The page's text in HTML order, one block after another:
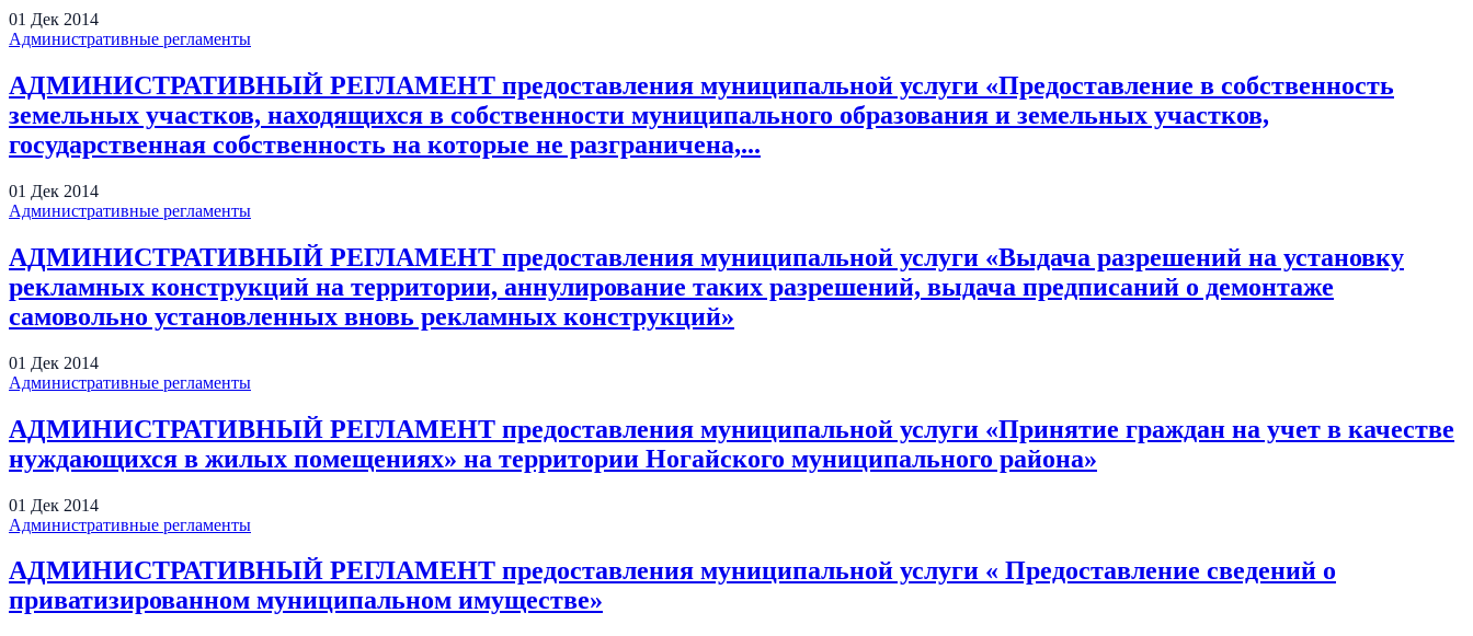
01 Дек 2014
Административные регламенты
АДМИНИСТРАТИВНЫЙ РЕГЛАМЕНТ предоставления муниципальной услуги «Предоставление в собственность
земельных участков, находящихся в собственности муниципального образования и земельных участков,
государственная собственность на которые не разграничена,...
01 Дек 2014
Административные регламенты
АДМИНИСТРАТИВНЫЙ РЕГЛАМЕНТ предоставления муниципальной услуги «Выдача разрешений на установку
рекламных конструкций на территории, аннулирование таких разрешений, выдача предписаний о демонтаже
самовольно установленных вновь рекламных конструкций»
01 Дек 2014
Административные регламенты
АДМИНИСТРАТИВНЫЙ РЕГЛАМЕНТ предоставления муниципальной услуги «Принятие граждан на учет в качестве
нуждающихся в жилых помещениях» на территории Ногайского муниципального района»
01 Дек 2014
Административные регламенты
АДМИНИСТРАТИВНЫЙ РЕГЛАМЕНТ предоставления муниципальной услуги « Предоставление сведений о
приватизированном муниципальном имуществе»